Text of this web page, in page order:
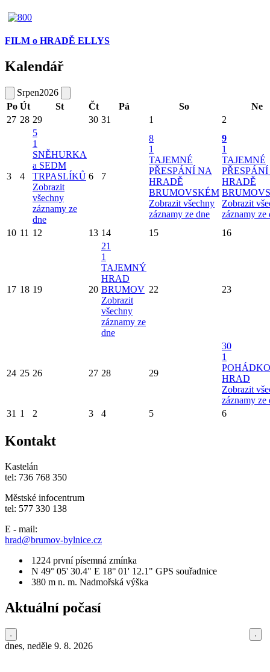
FILM o HRADĚ ELLYS
Kalendář
Srpen2026
Po Út St Čt Pá So
Ne
27 28 29 30 31 1 2
3 4
5
1
SNĚHURKA
a SEDM
TRPASLÍKŮ
Zobrazit
všechny
záznamy ze
dne
6 7
8
1
TAJEMNÉ
PŘESPÁNÍ NA
HRADĚ
BRUMOVSKÉM
Zobrazit všechny
záznamy ze dne
9
1
TAJEMNÉ
HRADĚ
Zobrazit
záznamy ze
10 11 12 13 14 15 16
17 18 19 20
21
1
TAJEMNÝ
HRAD
BRUMOV
Zobrazit
všechny
záznamy ze
dne
22 23
24 25 26 27 28 29
30
1
HRAD
Zobrazit
záznamy ze
31 1 2 3 4 5 6
Kontakt
Kastelán
tel: 736 768 350
Městské infocentrum
tel: 577 330 138
E - mail:
hrad@brumov-bylnice.cz
1224 první písemná zmínka
N 49° 05' 30.4" E 18° 01' 12.1" GPS souřadnice
380 m n. m. Nadmořská výška
Aktuální počasí
dnes, neděle 9. 8. 2026